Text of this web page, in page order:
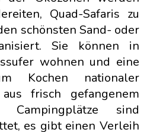
Quad-Safaris zu
schönsten Sand- oder
Sie können in
wohnen und eine
Kochen nationaler
aus frisch gefangenem
Campingplätze sind
es gibt einen Verleih